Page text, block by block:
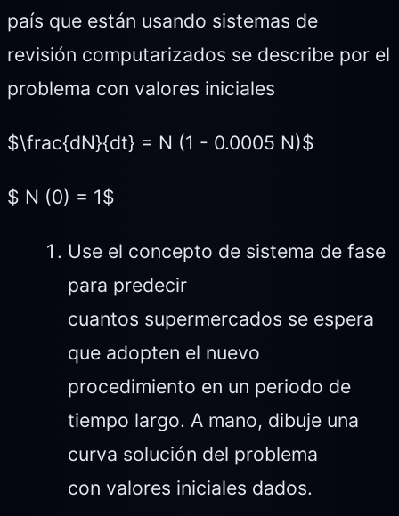
país que están usando sistemas de
revisión computarizados se describe por el
problema con valores iniciales
$\frac{dN}{dt} = N (1 - 0.0005 N)$
$ N (0) = 1$
Use el concepto de sistema de fase
para predecir
cuantos supermercados se espera
que adopten el nuevo
procedimiento en un periodo de
tiempo largo. A mano, dibuje una
curva solución del problema
con valores iniciales dados.